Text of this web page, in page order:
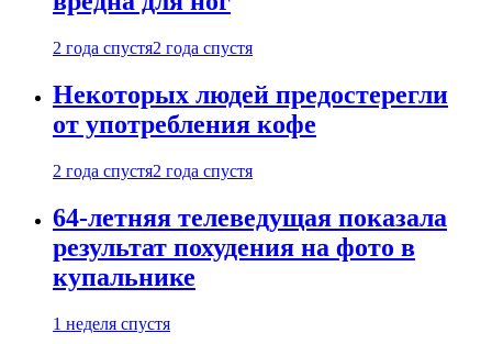
2 года спустя2 года спустя
Некоторых людей предостерегли
от употребления кофе
2 года спустя2 года спустя
64-летняя телеведущая показала
результат похудения на фото в
купальнике
1 неделя спустя